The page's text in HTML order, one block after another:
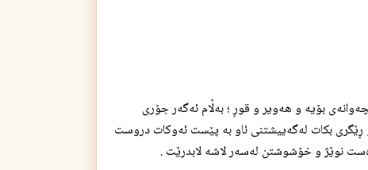
بۆیه‌ و هه‌ویر و قوڕ ؛ به‌ڵام ئه‌گه‌ر جۆری
بكات له‌گه‌ییشتنی ئاو به‌ پێست ئه‌وكات دروست
ده‌ست نوێژ و خۆشوشتن له‌سه‌ر لاشه‌ لابدرێت .